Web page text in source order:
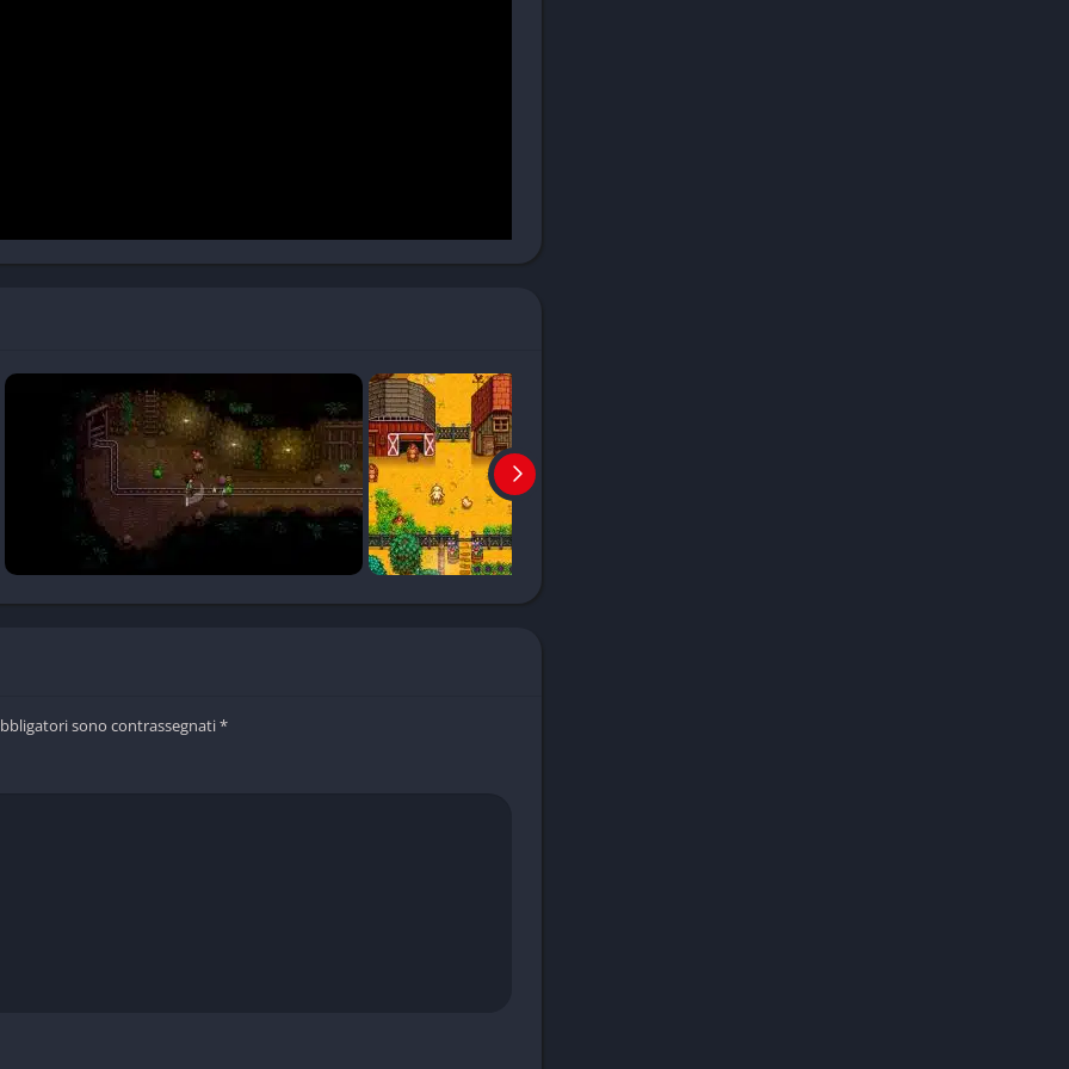
L’artigianato permette di creare oggetti come conserve,
in modo efficiente.
si segue il proprio ritmo e si costruisce una vita
si celebrano feste tematiche (come la Fiera dell’Uva o il
cittadini. È anche possibile ristrutturare edifici, acquistare
sono contrassegnati*